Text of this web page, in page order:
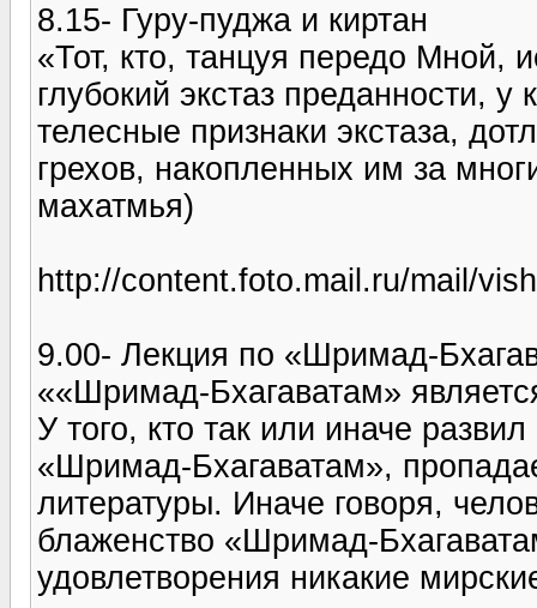
8.15- Гуру-пуджа и киртан
«Тот, кто, танцуя передо Мной,
глубокий экстаз преданности,
телесные признаки экстаза,
грехов, накопленных им за
махатмья)
http://content.foto.mail.ru/mail/
9.00- Лекция по «Шримад-
««Шримад-Бхагаватам»
У того, кто так или иначе
«Шримад-Бхагаватам»,
литературы. Иначе говоря,
блаженство «Шримад-
удовлетворения никакие